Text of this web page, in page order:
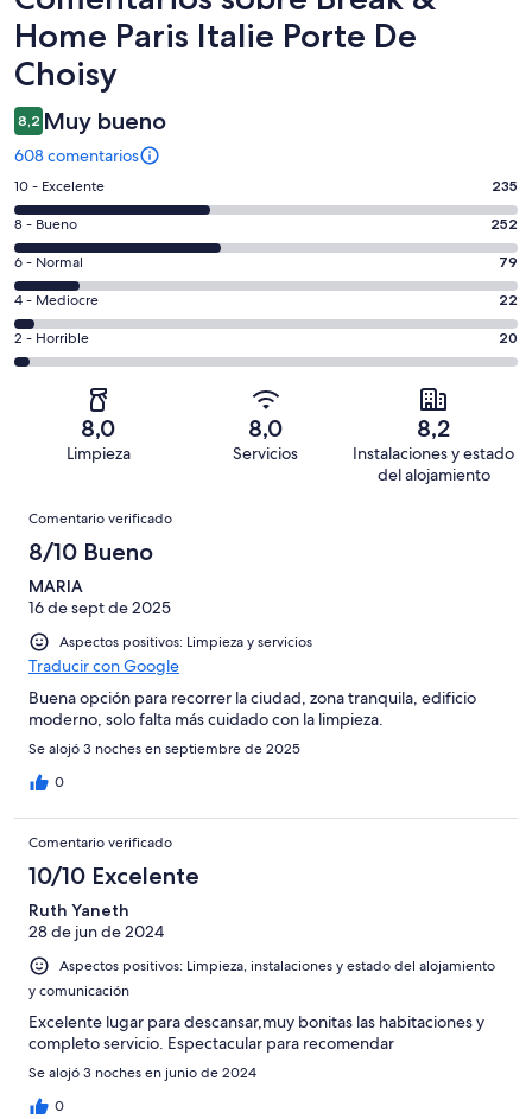
Home Paris Italie Porte De
Choisy
8,2 Muy bueno
608 comentarios
235
comentarios
de
un
total
de
608
con
puntuación
Excelente
10 - Excelente 235
252
comentarios
de
un
total
de
puntuación
Bueno
8 - Bueno 252
79
comentarios
de
un
total
de
Normal
6 - Normal 79
22
comentarios
de
puntuación
de
Mediocre
4 - Mediocre 22
20
comentarios
con
una
puntuación
de
Horrible
2 - Horrible 20
8,0
Limpieza
8,0
Servicios
8,2
Instalaciones y estado
del alojamiento
Comentarios
Comentario verificado
8/10 Bueno
MARIA
16 de sept de 2025
Aspectos positivos: Limpieza y servicios
Traducir con Google
Buena opción para recorrer la ciudad, zona tranquila, edificio
moderno, solo falta más cuidado con la limpieza.
Se alojó 3 noches en septiembre de 2025
0
Comentario verificado
10/10 Excelente
Ruth Yaneth
28 de jun de 2024
Aspectos positivos: Limpieza, instalaciones y estado del alojamiento
y comunicación
Excelente lugar para descansar,muy bonitas las habitaciones y
completo servicio. Espectacular para recomendar
Se alojó 3 noches en junio de 2024
0